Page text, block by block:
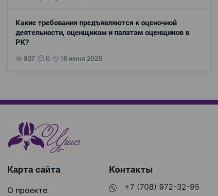
Какие требования предъявляются к оценочной
деятельности, оценщикам и палатам оценщиков в
РК?
807 0 18 июня 2026
Карта сайта
О проекте
Контакты
+7 (708) 972-32-95